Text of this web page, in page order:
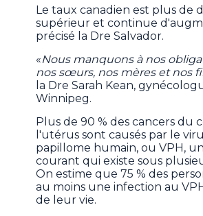
Le taux canadien est plus de
supérieur et continue
précisé la Dre Salvador.
«Nous manquons à nos
nos sœurs, nos mères et nos
la Dre Sarah Kean,
Winnipeg.
Plus de 90 % des cancers du
l'utérus sont causés par le
papillome humain, ou VPH,
courant qui existe sous
On estime que 75 % des
au moins une infection au
de leur vie.